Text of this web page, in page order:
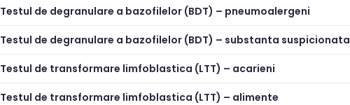
Testul de degranulare a bazofilelor (BDT) – pneumoalergeni
Testul de degranulare a bazofilelor (BDT) – substanta suspicionata
Testul de transformare limfoblastica (LTT) – acarieni
Testul de transformare limfoblastica (LTT) – alimente